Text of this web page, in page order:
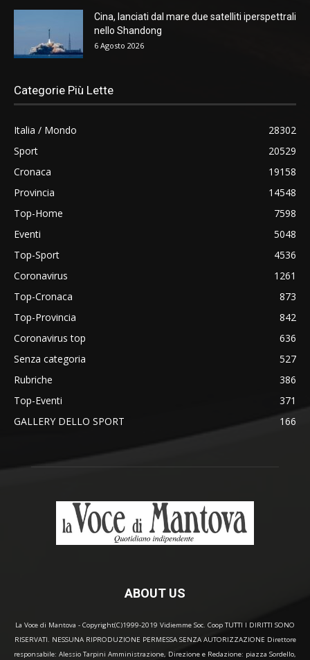
Cina, lanciati dal mare due satelliti iperspettrali
nello Shandong
6 Agosto 2026
Categorie Più Lette
Italia / Mondo
28302
Sport
20529
Cronaca
19158
Provincia
14548
Top-Home
7598
Eventi
5048
Top-Sport
4536
Coronavirus
1261
Top-Cronaca
873
Top-Provincia
842
Coronavirus top
636
Senza categoria
527
Rubriche
386
Top-Eventi
371
GALLERY DELLO SPORT
166
ABOUT US
La Voce di Mantova - Copyright(C)1999-2019 Vidiemme Soc. Coop TUTTI I DIRITTI SONO
RISERVATI. NESSUNA RIPRODUZIONE PERMESSA SENZA AUTORIZZAZIONE Direttore
responsabile: Alessio Tarpini Amministrazione, Direzione e Redazione: piazza Sordello,